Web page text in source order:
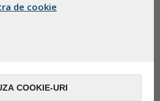
domeniul sănătății
gratuită, locurile sunt limitate,
de cookie
COOKIE-URI